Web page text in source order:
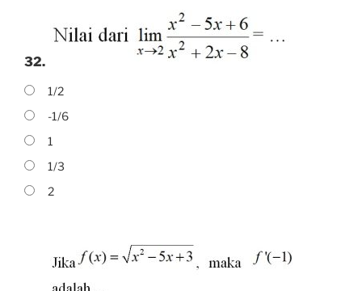
32.
1/2
-1/6
1
1/3
2